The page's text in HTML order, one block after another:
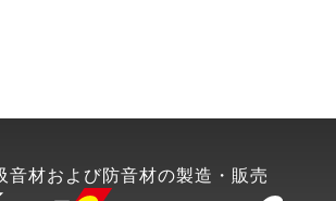
音材および防音材の製造・販売